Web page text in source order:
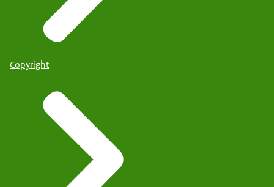
Copyright